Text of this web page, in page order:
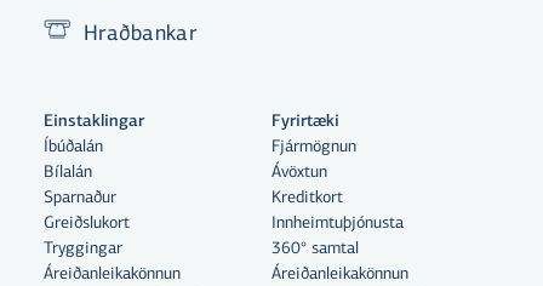
Hraðbankar
Einstaklingar
Íbúðalán
Bílalán
Sparnaður
Greiðslukort
Tryggingar
Áreiðanleikakönnun
Fyrirtæki
Fjármögnun
Ávöxtun
Kreditkort
Innheimtuþjónusta
360° samtal
Áreiðanleikakönnun